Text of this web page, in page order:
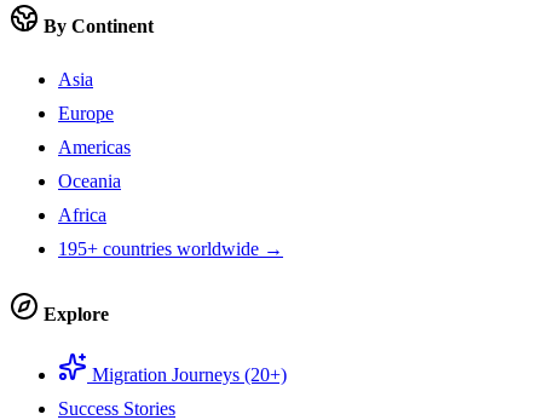
By Continent
Asia
Europe
Americas
Oceania
Africa
195+ countries worldwide →
Explore
Migration Journeys (20+)
Success Stories